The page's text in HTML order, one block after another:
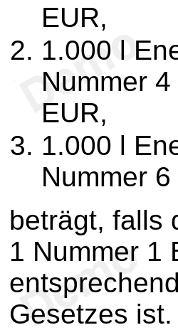
EUR,
1.000 l
Nummer
EUR,
1.000 l
Nummer
beträgt, falls
1 Nummer 1
Gesetzes ist.